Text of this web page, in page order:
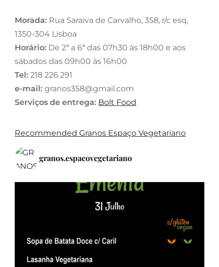
Morada: Rua Saraiva de Carvalho, 358, r/c esq,
1350-304 Lisboa
Horário: De 2ª a 6ª das 07h30 às 18h00 e aos
sábados das 09h00 às 16h00
Tel: 218 226 291
e-mail: granos358@gmail.com
Serviços de entrega: Bolt Food
Recommended Granos Espaço Vegetariano
granos.espacovegetariano